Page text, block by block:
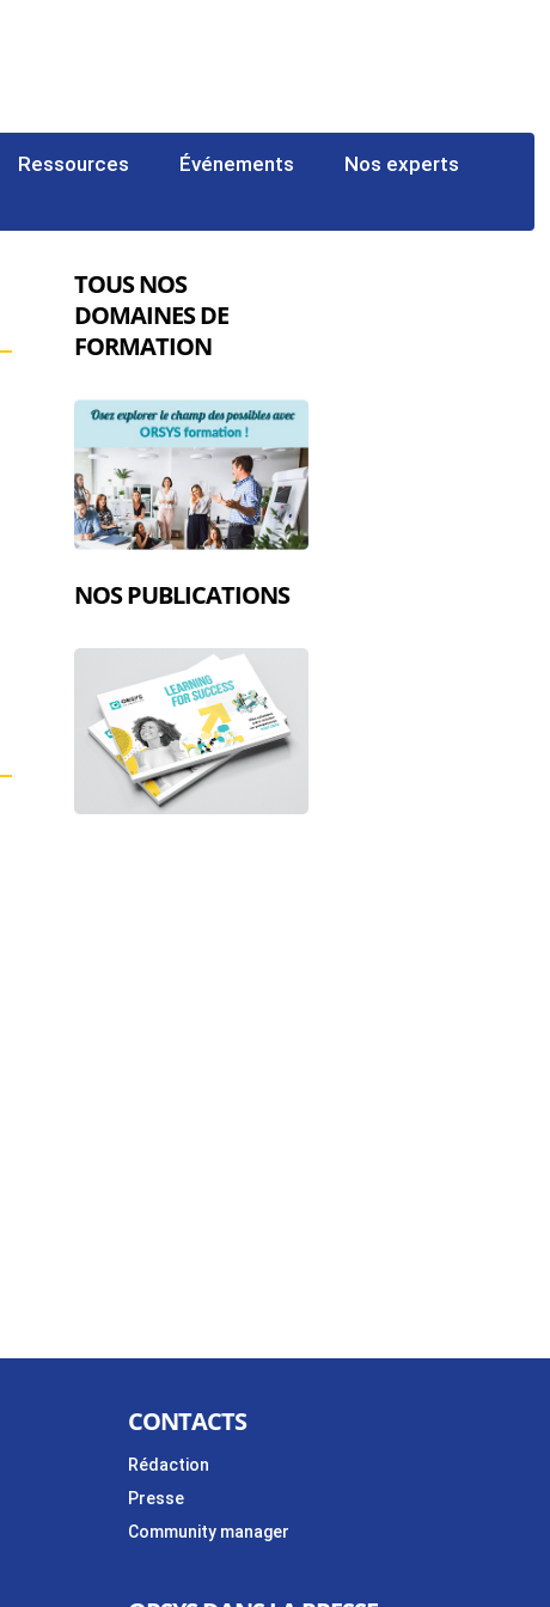
Ressources Événements
Nos experts
TOUS NOS
DOMAINES DE
FORMATION
NOS PUBLICATIONS
CONTACTS
Rédaction
Presse
Community manager